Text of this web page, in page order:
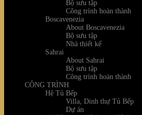
Bộ sưu tập
Công trình hoàn thành
Boscavenezia
About Boscavenezia
Bộ sưu tập
Nhà thiết kế
Sahrai
About Sahrai
Bộ sưu tập
Công trình hoàn thành
CÔNG TRÌNH
Hệ Tủ Bếp
Villa, Dinh thự Tủ Bếp
Dự án